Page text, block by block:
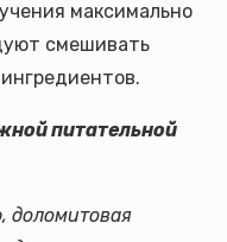
максимально
смешивать
питательной
доломитовая